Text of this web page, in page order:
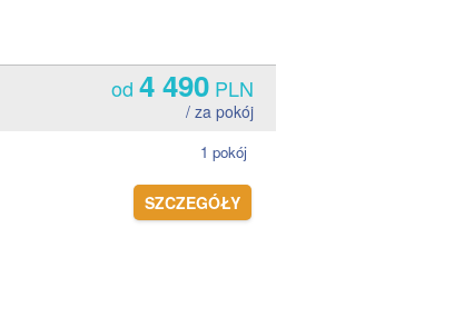
od 4 490 PLN
/ za pokój
1 pokój
SZCZEGÓŁY